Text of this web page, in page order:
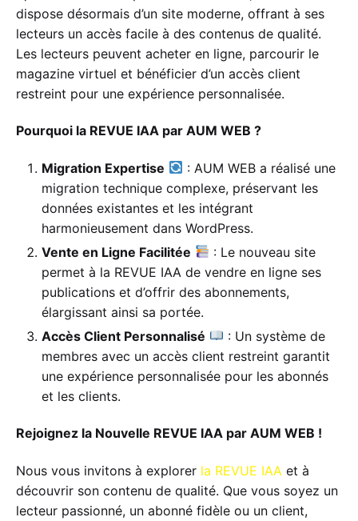
dispose désormais d’un site moderne, offrant à ses
lecteurs un accès facile à des contenus de qualité.
Les lecteurs peuvent acheter en ligne, parcourir le
magazine virtuel et bénéficier d’un accès client
restreint pour une expérience personnalisée.
Pourquoi la REVUE IAA par AUM WEB ?
Migration Expertise
: AUM WEB a réalisé une
migration technique complexe, préservant les
données existantes et les intégrant
harmonieusement dans WordPress.
Vente en Ligne Facilitée
: Le nouveau site
permet à la REVUE IAA de vendre en ligne ses
publications et d’offrir des abonnements,
élargissant ainsi sa portée.
Accès Client Personnalisé
: Un système de
membres avec un accès client restreint garantit
une expérience personnalisée pour les abonnés
et les clients.
Rejoignez la Nouvelle REVUE IAA par AUM WEB !
Nous vous invitons à explorer la REVUE IAA et à
découvrir son contenu de qualité. Que vous soyez un
lecteur passionné, un abonné fidèle ou un client,